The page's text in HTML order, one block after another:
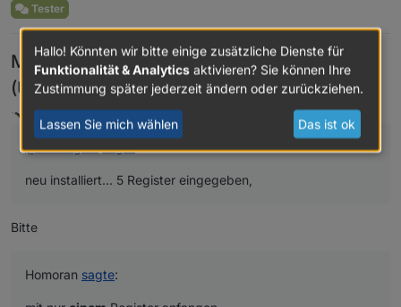
Tester
Modbus Adapter erzeugt keine Objekte
(Unter Windows 11)
Homoran vor 12 Stunden
@Aubergino sagte:
neu installiert... 5 Register eingegeben,
Bitte
Homoran sagte:
Hallo! Könnten wir bitte einige zusätzliche Dienste für
Funktionalität & Analytics aktivieren? Sie können Ihre
Zustimmung später jederzeit ändern oder zurückziehen.
Lassen Sie mich wählen Das ist ok